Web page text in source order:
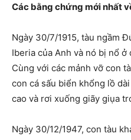
Các bằng chứng mới nhất
Ngày 30/7/1915, tàu ngầm
Iberia của Anh và nó bị nổ
Cùng với các mảnh vỡ con
con cá sấu biển khổng lồ
cao và rơi xuống giãy giụa
Ngày 30/12/1947, con tàu